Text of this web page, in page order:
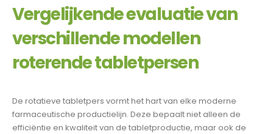
Vergelijkende evaluatie van
verschillende modellen
roterende tabletpersen
De rotatieve tabletpers vormt het hart van elke moderne
farmaceutische productielijn. Deze bepaalt niet alleen de
efficiëntie en kwaliteit van de tabletproductie, maar ook de